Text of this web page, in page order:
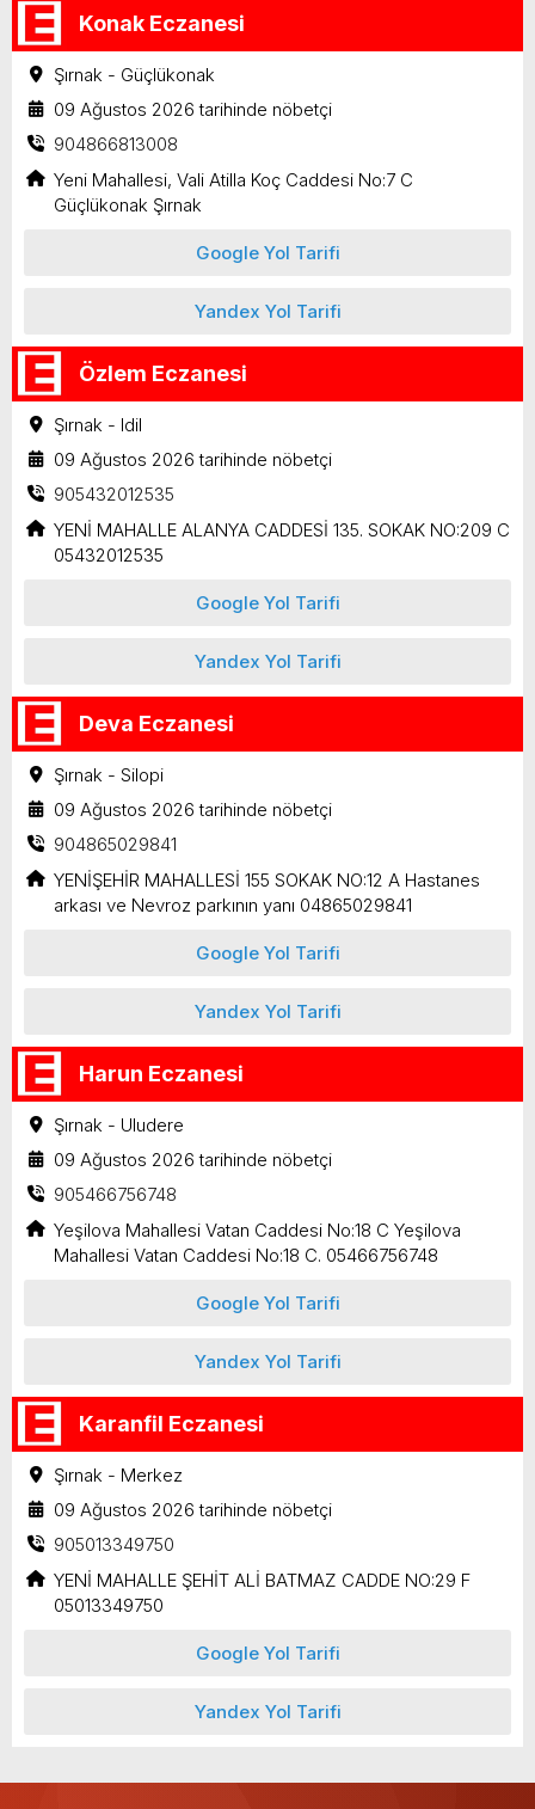
Konak Eczanesi
Şırnak - Güçlükonak
09 Ağustos 2026 tarihinde nöbetçi
904866813008
Yeni Mahallesi, Vali Atilla Koç Caddesi No:7 C
Güçlükonak Şırnak
Google Yol Tarifi
Yandex Yol Tarifi
Özlem Eczanesi
Şırnak - Idil
09 Ağustos 2026 tarihinde nöbetçi
905432012535
YENİ MAHALLE ALANYA CADDESİ 135. SOKAK NO:209 C
05432012535
Google Yol Tarifi
Yandex Yol Tarifi
Deva Eczanesi
Şırnak - Silopi
09 Ağustos 2026 tarihinde nöbetçi
904865029841
YENİŞEHİR MAHALLESİ 155 SOKAK NO:12 A Hastanes
arkası ve Nevroz parkının yanı 04865029841
Google Yol Tarifi
Yandex Yol Tarifi
Harun Eczanesi
Şırnak - Uludere
09 Ağustos 2026 tarihinde nöbetçi
905466756748
Yeşilova Mahallesi Vatan Caddesi No:18 C Yeşilova
Mahallesi Vatan Caddesi No:18 C. 05466756748
Google Yol Tarifi
Yandex Yol Tarifi
Karanfil Eczanesi
Şırnak - Merkez
09 Ağustos 2026 tarihinde nöbetçi
905013349750
YENİ MAHALLE ŞEHİT ALİ BATMAZ CADDE NO:29 F
05013349750
Google Yol Tarifi
Yandex Yol Tarifi